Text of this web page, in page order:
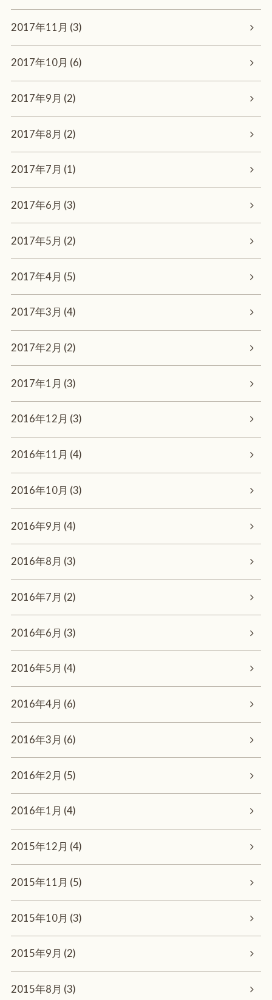
2017年11月 (3)
2017年10月 (6)
2017年9月 (2)
2017年8月 (2)
2017年7月 (1)
2017年6月 (3)
2017年5月 (2)
2017年4月 (5)
2017年3月 (4)
2017年2月 (2)
2017年1月 (3)
2016年12月 (3)
2016年11月 (4)
2016年10月 (3)
2016年9月 (4)
2016年8月 (3)
2016年7月 (2)
2016年6月 (3)
2016年5月 (4)
2016年4月 (6)
2016年3月 (6)
2016年2月 (5)
2016年1月 (4)
2015年12月 (4)
2015年11月 (5)
2015年10月 (3)
2015年9月 (2)
2015年8月 (3)